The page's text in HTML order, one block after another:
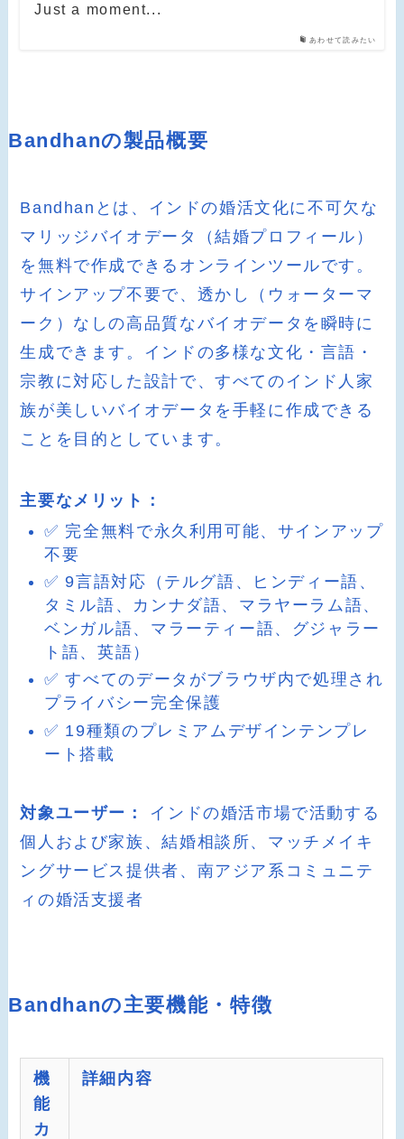
あわせて読みたい
Just a moment...
Bandhanの製品概要
Bandhanとは、インドの婚活文化に不可欠な
マリッジバイオデータ（結婚プロフィール）
を無料で作成できるオンラインツールです。
サインアップ不要で、透かし（ウォーターマ
ーク）なしの高品質なバイオデータを瞬時に
生成できます。インドの多様な文化・言語・
宗教に対応した設計で、すべてのインド人家
族が美しいバイオデータを手軽に作成できる
ことを目的としています。
主要なメリット：
✅ 完全無料で永久利用可能、サインアップ
不要
✅ 9言語対応（テルグ語、ヒンディー語、
タミル語、カンナダ語、マラヤーラム語、
ベンガル語、マラーティー語、グジャラー
ト語、英語）
✅ すべてのデータがブラウザ内で処理され
プライバシー完全保護
✅ 19種類のプレミアムデザインテンプレ
ート搭載
対象ユーザー：
インドの婚活市場で活動する
個人および家族、結婚相談所、マッチメイキ
ングサービス提供者、南アジア系コミュニテ
ィの婚活支援者
Bandhanの主要機能・特徴
機
能
カ
詳細内容